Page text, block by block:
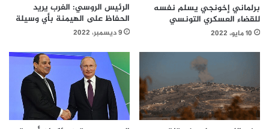
برلماني إخونجي يسلم نفسه
للقضاء العسكري التونسي
10 مايو، 2022
الرئيس الروسي: الغرب يريد
الحفاظ على الهيمنة بأي وسيلة
9 ديسمبر، 2022